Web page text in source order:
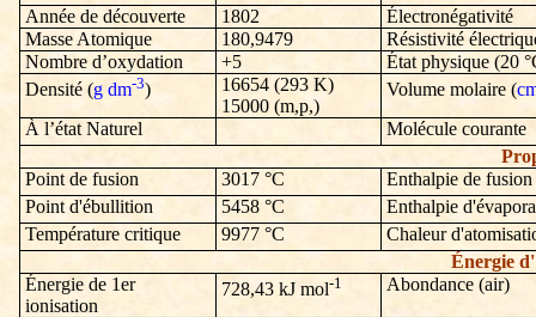
Année de découverte
1802
Électronégativité
Masse Atomique
180,9479
Résistivité
Nombre d’oxydation
+5
État physique (20
Densité (g dm-3) 16654(293 K)
15000(m,p,)
Volume molaire (
À l’état Naturel
Molécule courante
Point de fusion
3017°C
Enthalpie de fusion
Point d'ébullition
5458°C
Enthalpie
Température critique
9977°C
Chaleur
Énergie
Énergie de 1er
ionisation
728,43kJ mol-1 Abondance (air)